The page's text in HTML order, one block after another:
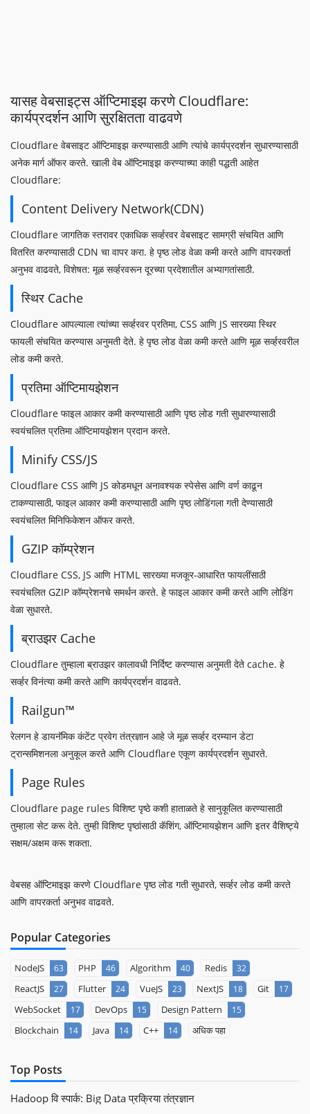
यासह वेबसाइट्स ऑप्टिमाइझ करणे Cloudflare:
कार्यप्रदर्शन आणि सुरक्षितता वाढवणे
Cloudflare वेबसाइट ऑप्टिमाइझ करण्यासाठी आणि त्यांचे कार्यप्रदर्शन सुधारण्यासाठी
अनेक मार्ग ऑफर करते. खाली वेब ऑप्टिमाइझ करण्याच्या काही पद्धती आहेत
Cloudflare:
Content Delivery Network(CDN)
Cloudflare जागतिक स्तरावर एकाधिक सर्व्हरवर वेबसाइट सामग्री संचयित आणि
वितरित करण्यासाठी CDN चा वापर करा. हे पृष्ठ लोड वेळा कमी करते आणि वापरकर्ता
अनुभव वाढवते, विशेषत: मूळ सर्व्हरवरून दूरच्या प्रदेशातील अभ्यागतांसाठी.
स्थिर Cache
Cloudflare आपल्याला त्यांच्या सर्व्हरवर प्रतिमा, CSS आणि JS सारख्या स्थिर
फायली संचयित करण्यास अनुमती देते. हे पृष्ठ लोड वेळा कमी करते आणि मूळ सर्व्हरवरील
लोड कमी करते.
प्रतिमा ऑप्टिमायझेशन
Cloudflare फाइल आकार कमी करण्यासाठी आणि पृष्ठ लोड गती सुधारण्यासाठी
स्वयंचलित प्रतिमा ऑप्टिमायझेशन प्रदान करते.
Minify CSS/JS
Cloudflare CSS आणि JS कोडमधून अनावश्यक स्पेसेस आणि वर्ण काढून
टाकण्यासाठी, फाइल आकार कमी करण्यासाठी आणि पृष्ठ लोडिंगला गती देण्यासाठी
स्वयंचलित मिनिफिकेशन ऑफर करते.
GZIP कॉम्प्रेशन
Cloudflare CSS, JS आणि HTML सारख्या मजकूर-आधारित फायलींसाठी
स्वयंचलित GZIP कॉम्प्रेशनचे समर्थन करते. हे फाइल आकार कमी करते आणि लोडिंग
वेळा सुधारते.
ब्राउझर Cache
Cloudflare तुम्हाला ब्राउझर कालावधी निर्दिष्ट करण्यास अनुमती देते cache. हे
सर्व्हर विनंत्या कमी करते आणि कार्यप्रदर्शन वाढवते.
Railgun™
रेलगन हे डायनॅमिक कंटेंट प्रवेग तंत्रज्ञान आहे जे मूळ सर्व्हर दरम्यान डेटा
ट्रान्समिशनला अनुकूल करते आणि Cloudflare एकूण कार्यप्रदर्शन सुधारते.
Page Rules
Cloudflare page rules विशिष्ट पृष्ठे कशी हाताळते हे सानुकूलित करण्यासाठी
तुम्हाला सेट करू देते. तुम्ही विशिष्ट पृष्ठांसाठी कॅशिंग, ऑप्टिमायझेशन आणि इतर वैशिष्ट्ये
सक्षम/अक्षम करू शकता.
वेबसह ऑप्टिमाइझ करणे Cloudflare पृष्ठ लोड गती सुधारते, सर्व्हर लोड कमी करते
आणि वापरकर्ता अनुभव वाढवते.
Popular Categories
NodeJS 63 PHP 46 Algorithm 40 Redis 32
ReactJS 27 Flutter 24 VueJS 23 NextJS 18 Git 17
WebSocket 17 DevOps 15 Design Pattern 15
Blockchain 14 Java 14 C++ 14 अधिक पहा
Top Posts
Hadoop वि स्पार्क: Big Data प्रक्रिया तंत्रज्ञान